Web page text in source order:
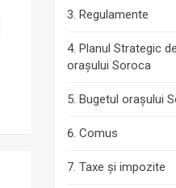
Regulamente
Planul Strategic
orașului Soroca
Bugetul orașului
Comus
Taxe și impozite